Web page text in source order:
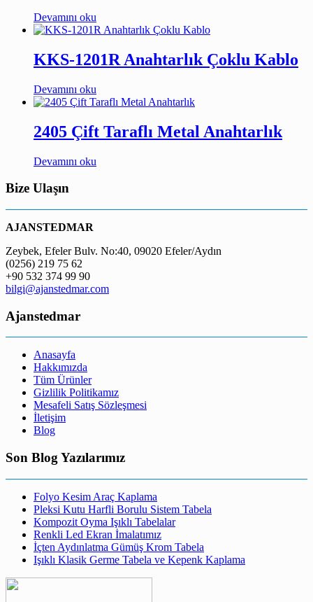
Devamını oku
KKS-1201R Anahtarlık Çoklu Kablo
Devamını oku
2405 Çift Taraflı Metal Anahtarlık
Devamını oku
Bize Ulaşın
AJANSTEDMAR
Zeybek, Efeler Bulv. No:40, 09020 Efeler/Aydın
(0256) 219 75 62
+90 532 374 99 90
bilgi@ajanstedmar.com
Ajanstedmar
Anasayfa
Hakkımızda
Tüm Ürünler
Gizlilik Politikamız
Mesafeli Satış Sözleşmesi
İletişim
Blog
Son Blog Yazılarımız
Folyo Kesim Araç Kaplama
Pleksi Kutu Harfli Borulu Sistem Tabela
Kompozit Oyma Işıklı Tabelalar
Renkli Led Ekran İmalatımız
İçten Aydınlatma Gümüş Krom Tabela
Işıklı Klasik Germe Tabela ve Kepenk Kaplama